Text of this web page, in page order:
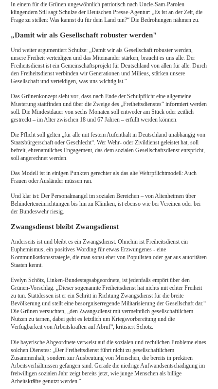
In einem für die Grünen ungewöhnlich patriotisch nach Uncle-Sam-Parolen
klingendem Stil sagt Schulze der Deutschen Presse-Agentur: „Es ist an der Zeit, die
Frage zu stellen: Was kannst du für dein Land tun?“ Die Bedrohungen nähmen zu.
„Damit wir als Gesellschaft robuster werden"
Und weiter argumentiert Schulze: „Damit wir als Gesellschaft robuster werden,
unsere Freiheit verteidigen und das Miteinander stärken, braucht es uns alle. Der
Freiheitsdienst ist ein Gemeinschaftsprojekt für Deutschland von allen für alle. Durch
den Freiheitsdienst verbinden wir Generationen und Milieus, stärken unsere
Gesellschaft und verteidigen, was uns wichtig ist.“
Das Grünenkonzept sieht vor, dass nach Ende der Schulpflicht eine allgemeine
Musterung stattfinden und über die Zweige des „Freiheitsdienstes“ informiert werden
soll. Die Mindestdauer von sechs Monaten soll entweder am Stück oder zeitlich
gestreckt – im Alter zwischen 18 und 67 Jahren – erfüllt werden können.
Die Pflicht soll gelten „für alle mit festem Aufenthalt in Deutschland unabhängig von
Staatsbürgerschaft oder Geschlecht“. Wer Wehr- oder Zivildienst geleistet hat, soll
befreit, ehrenamtliches Engagement, das dem sozialen Gesellschaftsdienst entspricht,
soll angerechnet werden.
Das Modell ist in einigen Punkten gerechter als das alte Wehrpflichtmodell: Auch
Frauen oder Ausländer müssen ran.
Und klar ist: Der Personalmangel im sozialen Bereichen – von Altenheimen über
Behinderteneinrichtungen bis hin zu Kliniken, ist ebenso wie bei Vereinen oder bei
der Bundeswehr riesig.
Zwangsdienst bleibt Zwangsdienst
Anderseits ist und bleibt es ein Zwangsdienst. Ohnehin ist Freiheitsdienst ein
Euphemismus, ein positives Wording für etwas Erzwungenes - eine
Kommunikationsstrategie, die man sonst eher von Populisten oder gar aus autoritären
Staaten kennt.
Evelyn Schötz, Linken-Bundestagsabgeordnete, ist jedenfalls empört über den
Grünen-Vorschlag. „Dieser sogenannte Freiheitsdienst hat nichts mit echter Freiheit
zu tun. Stattdessen ist er ein Schritt in Richtung Zwangsdienst für die breite
Bevölkerung und stellt eine besorgniserregende Militarisierung der Gesellschaft dar.“
Die Grünen versuchten, „den Zwangsdienst mit vermeintlich gesellschaftlichem
Nutzen zu tarnen, dabei geht es letztlich um Kriegsvorbereitung und die
Verfügbarkeit von Arbeitskräften auf Abruf“, kritisiert Schötz.
Die bayerische Abgeordnete verweist auf die sozialen und rechtlichen Probleme eines
solchen Dienstes: „Der Freiheitsdienst führt nicht zu gesellschaftlichem
Zusammenhalt, sondern zur Ausbeutung von Menschen, die bereits in prekären
Arbeitsverhältnissen gefangen sind. Gerade die niedrige Aufwandsentschädigung im
freiwilligen sozialen Jahr zeigt bereits jetzt, wie junge Menschen als billige
Arbeitskräfte genutzt werden.“